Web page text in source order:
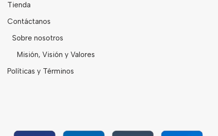
Tienda
Contáctanos
Sobre nosotros
Misión, Visión y Valores
Políticas y Términos